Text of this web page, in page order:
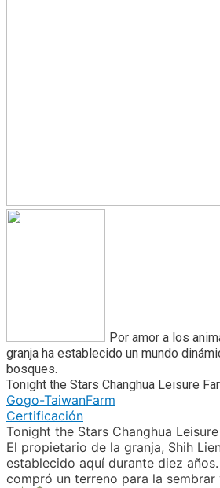
Por amor a los
granja ha establecido un mundo
bosques.
Tonight the Stars Changhua Leisure
Gogo-TaiwanFarm
Certificación
Tonight the Stars Changhua
El propietario de la granja, Shih
establecido aquí durante diez
compró un terreno para la